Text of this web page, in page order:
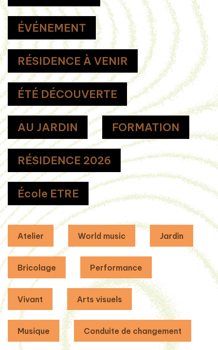
ÉVÉNEMENT
RÉSIDENCE À VENIR
ÉTÉ DÉCOUVERTE
AU JARDIN FORMATION
RÉSIDENCE 2026
École ETRE
Atelier World music Jardin
Bricolage Performance
Vivant Arts visuels
Musique Conduite de changement